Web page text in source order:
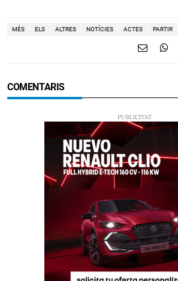
MÉS ELS ALTRES NOTÍCIES ACTES PARTIR
COMENTARIS